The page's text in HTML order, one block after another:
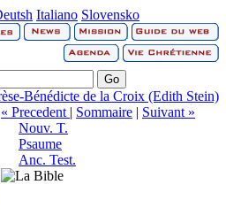
Italiano Slovensko
Bénédicte de la Croix (Edith Stein)
« Precedent | Sommaire | Suivant »
Nouv. T.
Psaume
Anc. Test.